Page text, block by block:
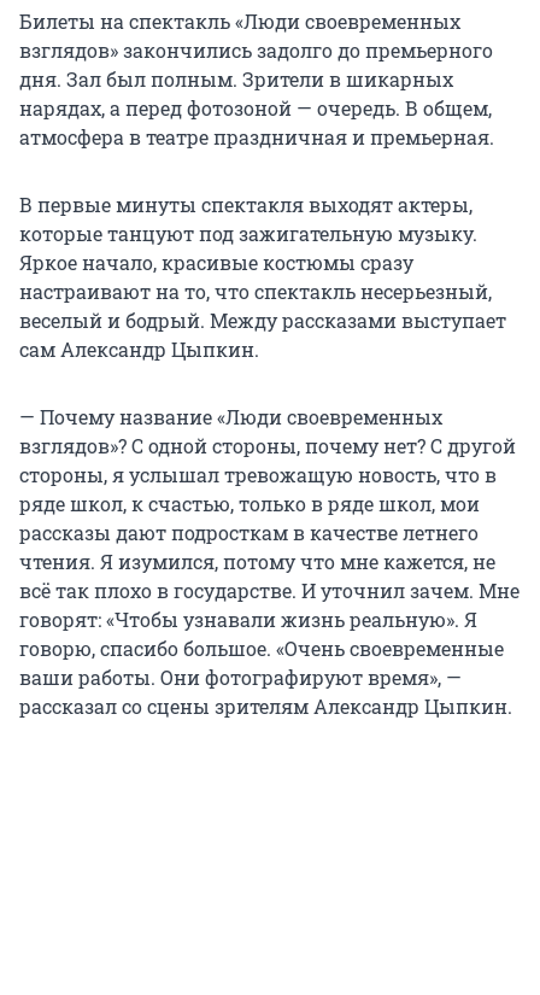
Билеты на спектакль «Люди своевременных
взглядов» закончились задолго до премьерного
дня. Зал был полным. Зрители в шикарных
нарядах, а перед фотозоной — очередь. В общем,
атмосфера в театре праздничная и премьерная.
В первые минуты спектакля выходят актеры,
которые танцуют под зажигательную музыку.
Яркое начало, красивые костюмы сразу
настраивают на то, что спектакль несерьезный,
веселый и бодрый. Между рассказами выступает
сам Александр Цыпкин.
— Почему название «Люди своевременных
взглядов»? С одной стороны, почему нет? С другой
стороны, я услышал тревожащую новость, что в
ряде школ, к счастью, только в ряде школ, мои
рассказы дают подросткам в качестве летнего
чтения. Я изумился, потому что мне кажется, не
всё так плохо в государстве. И уточнил зачем. Мне
говорят: «Чтобы узнавали жизнь реальную». Я
говорю, спасибо большое. «Очень своевременные
ваши работы. Они фотографируют время», —
рассказал со сцены зрителям Александр Цыпкин.